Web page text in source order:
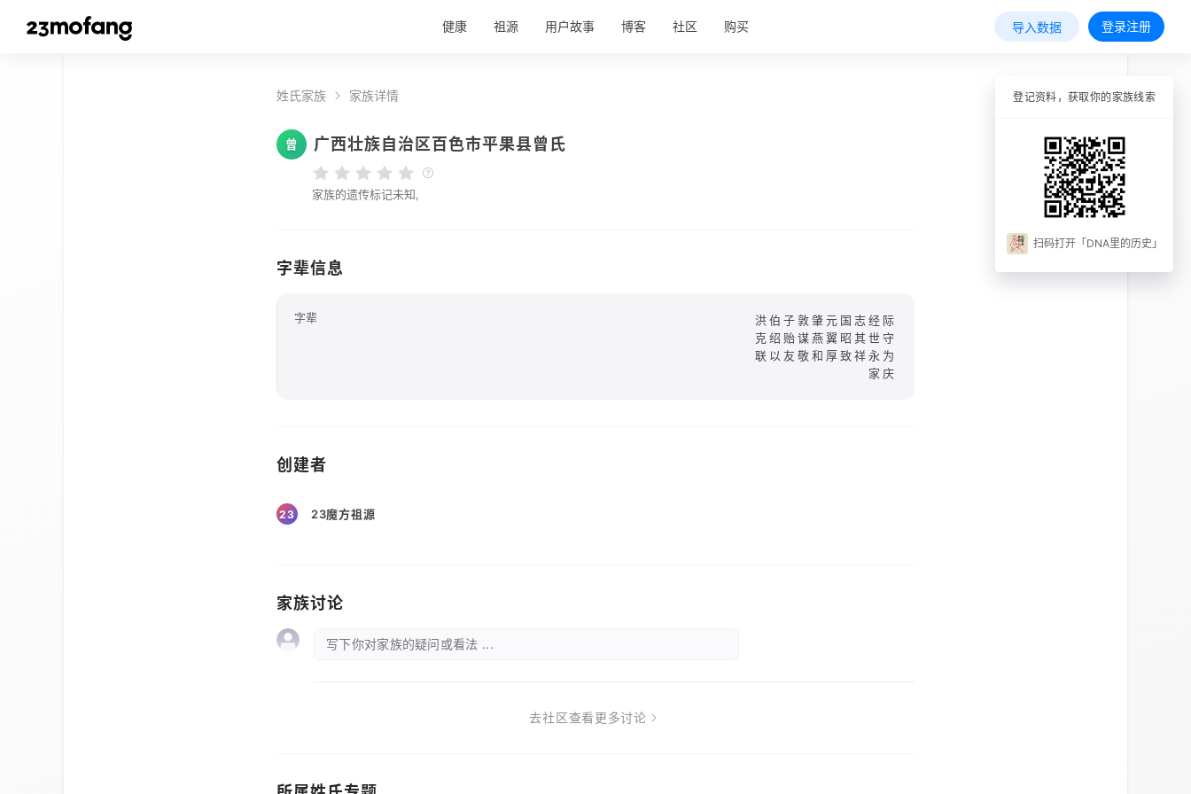
健康 祖源 用户故事 博客 社区 购买 导入数据 登录注册
姓氏家族 家族详情
曾 广西壮族自治区百色市平果县曾氏
家族的遗传标记未知,
字辈信息
字辈
洪伯子敦肇元国志经际
克绍贻谋燕翼昭其世守
联以友敬和厚致祥永为
家庆
创建者
23 23魔方祖源
家族讨论
写下你对家族的疑问或看法 ...
去社区查看更多讨论
登记资料，获取你的家族线索
扫码打开「DNA里的历史」